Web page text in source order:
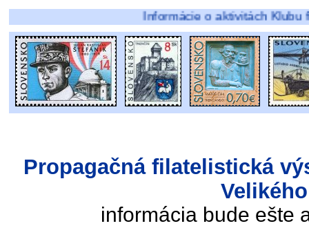
Informácie o aktivitách Klubu
Propagačná filatelistická
Velikého
informácia bude ešte